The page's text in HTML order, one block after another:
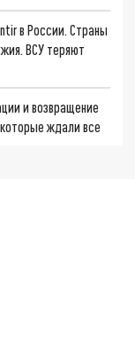
в России. Страны
ВСУ теряют
и возвращение
ждали все